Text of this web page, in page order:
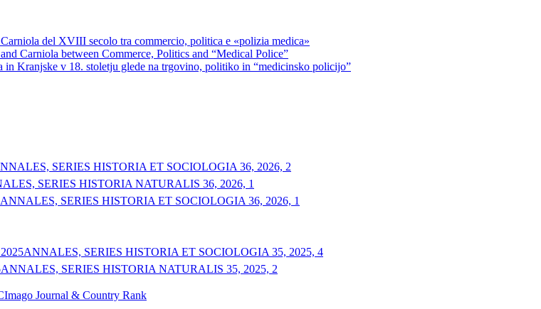
del XVIII secolo tra commercio, politica e «polizia medica»
Carniola between Commerce, Politics and “Medical Police”
in Kranjske v 18. stoletju glede na trgovino, politiko in “medicinsko policijo”
SERIES HISTORIA ET SOCIOLOGIA 36, 2026, 2
SERIES HISTORIA NATURALIS 36, 2026, 1
ANNALES, SERIES HISTORIA ET SOCIOLOGIA 36, 2026, 1
ANNALES, SERIES HISTORIA ET SOCIOLOGIA 35, 2025, 4
ANNALES, SERIES HISTORIA NATURALIS 35, 2025, 2